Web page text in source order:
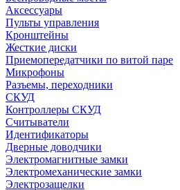
Аксессуары
Пульты управления
Кронштейны
Жесткие диски
Приемопередатчики по витой паре
Микрофоны
Разъемы, переходники
СКУД
Контроллеры СКУД
Считыватели
Идентификаторы
Дверные доводчики
Электромагнитные замки
Электромеханические замки
Электрозащелки